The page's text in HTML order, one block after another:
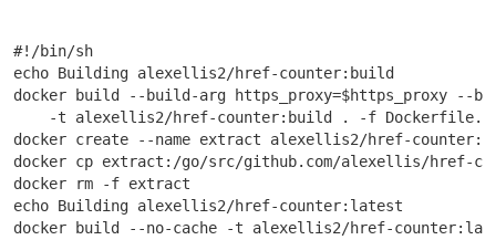
#!/bin/sh
echo Building alexellis2/href-counter:build
docker build --build-arg https_proxy=$https_proxy --
-t alexellis2/href-counter:build . -f
docker create --name extract alexellis2/href-
docker cp extract:/go/src/github.com/alexellis/href-
docker rm -f extract
echo Building alexellis2/href-counter:latest
docker build --no-cache -t alexellis2/href-